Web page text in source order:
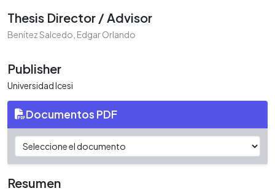
Thesis Director / Advisor
Benítez Salcedo, Edgar Orlando
Publisher
Universidad Icesi
Documentos PDF
Resumen